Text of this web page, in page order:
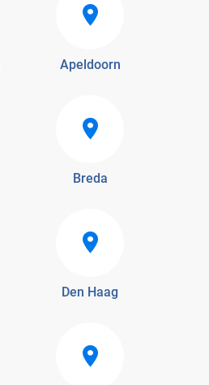
Apeldoorn
Breda
Den Haag